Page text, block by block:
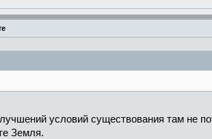
условий существования там не
Земля.